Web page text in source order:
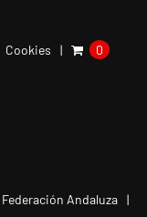
Cookies 0
Federación Andaluza